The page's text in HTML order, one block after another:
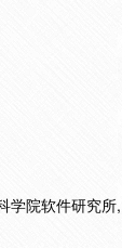
学院软件研究所